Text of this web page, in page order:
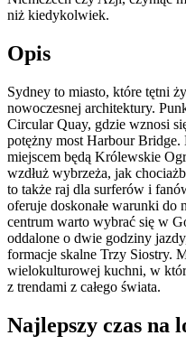
niż kiedykolwiek.
Opis
Sydney to miasto, które tętni
nowoczesnej architektury.
Circular Quay, gdzie wznosi
potężny most Harbour
miejscem będą Królewskie
wzdłuż wybrzeża, jak
to także raj dla surferów i
oferuje doskonałe warunki do
centrum warto wybrać się w
oddalone o dwie godziny
formacje skalne Trzy Siostry.
wielokulturowej kuchni, w
z trendami z całego świata.
Najlepszy czas na